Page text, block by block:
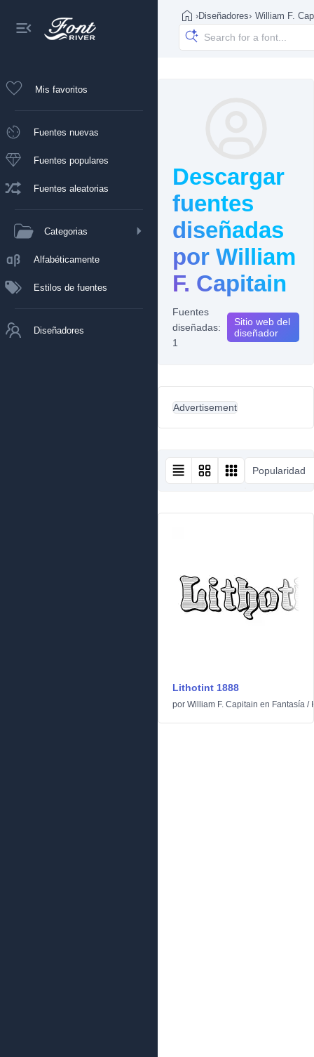
Mis favoritos
Fuentes nuevas
Fuentes populares
Fuentes aleatorias
Categorias
Alfabéticamente
Estilos de fuentes
Diseñadores
›Diseñadores› William F.
Descargar
fuentes
diseñadas
por William
F. Capitain
Fuentes
diseñadas:
1
Sitio web del
diseñador
Advertisement
Popularidad
Lithotint 1888
por William F. Capitain en Fantasía /